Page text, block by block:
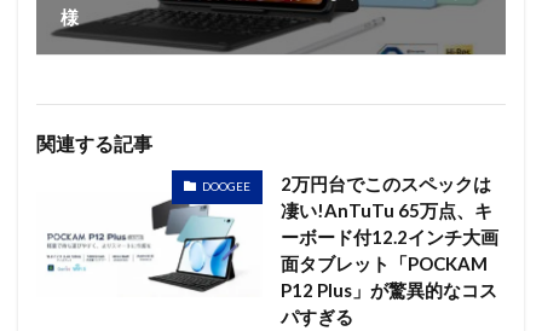
様
関連する記事
DOOGEE
2万円台でこのスペックは
凄い!AnTuTu 65万点、キ
ーボード付12.2インチ大画
面タブレット「POCKAM
P12 Plus」が驚異的なコス
パすぎる